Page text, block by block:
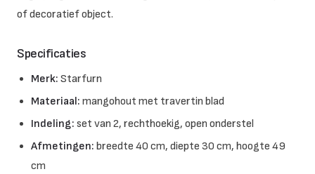
of decoratief object.
Specificaties
Merk: Starfurn
Materiaal: mangohout met travertin blad
Indeling: set van 2, rechthoekig, open onderstel
Afmetingen: breedte 40 cm, diepte 30 cm, hoogte 49
cm